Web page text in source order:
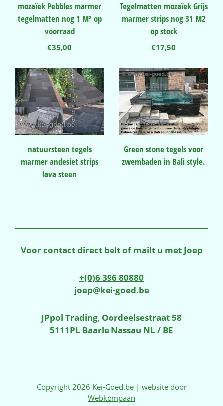
mozaïek Pebbles marmer
tegelmatten nog 1 M² op
voorraad
€35,00
Tegelmatten mozaïek Grijs
marmer strips nog 31 M2
op stock
€17,50
natuursteen tegels
marmer andesiet strips
lava steen
Green stone tegels voor
zwembaden in Bali style.
Voor contact direct belt of mailt u met Joep
+(0)6 396 80880
joep@kei-goed.be
JPpol Trading, Oordeelsestraat 58
5111PL Baarle Nassau NL / BE
Copyright 2026 Kei-Goed.be | website door
Webkompaan